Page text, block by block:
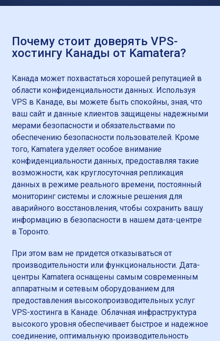
Почему стоит доверять VPS-
хостингу Канады от Kamatera?
Канада может похвастаться хорошей репутацией в
области конфиденциальности данных. Используя
VPS в Канаде, вы можете быть спокойны, зная, что
ваш сайт и данные клиентов защищены надежными
мерами безопасности и обязательствами по
обеспечению безопасности пользователей. Кроме
того, Kamatera уделяет особое внимание
конфиденциальности данных, предоставляя такие
возможности, как круглосуточная репликация
данных в режиме реального времени, постоянный
мониторинг системы и сложные решения для
аварийного восстановления, чтобы сохранить вашу
информацию в безопасности в нашем дата-центре
в Торонто.
При этом вам не придется отказываться от
производительности или функциональности. Дата-
центры Kamatera оснащены самым современным
аппаратным и сетевым оборудованием для
предоставления высокопроизводительных услуг
VPS-хостинга в Канаде. Облачная инфраструктура
высокого уровня обеспечивает быстрое и надежное
соединение, оптимальную производительность